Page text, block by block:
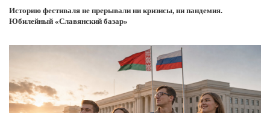
Историю фестиваля не прерывали ни кризисы, ни пандемия.
Юбилейный «Славянский базар»